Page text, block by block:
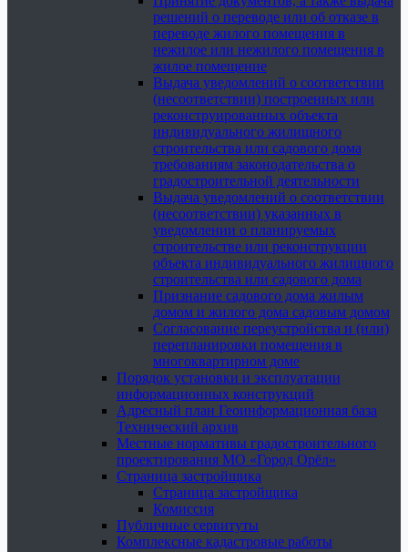
решений о переводе или об отказе в
переводе жилого помещения в
нежилое или нежилого помещения в
жилое помещение
Выдача уведомлений о соответствии
(несоответствии) построенных или
реконструированных объекта
индивидуального жилищного
строительства или садового дома
требованиям законодательства о
градостроительной деятельности
Выдача уведомлений о соответствии
(несоответствии) указанных в
уведомлении о планируемых
строительстве или реконструкции
объекта индивидуального жилищного
строительства или садового дома
Признание садового дома жилым
домом и жилого дома садовым домом
Согласование переустройства и (или)
перепланировки помещения в
многоквартирном доме
Порядок установки и эксплуатации
информационных конструкций
Адресный план Геоинформационная база
Технический архив
Местные нормативы градостроительного
проектирования МО «Город Орёл»
Страница застройщика
Страница застройщика
Комиссия
Публичные сервитуты
Комплексные кадастровые работы